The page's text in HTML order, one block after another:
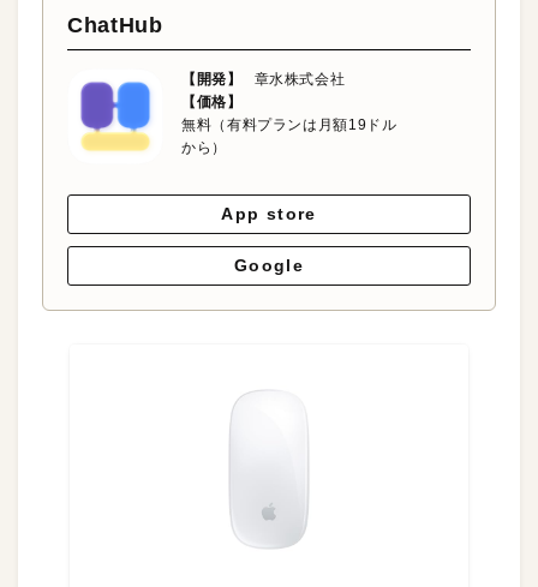
ChatHub
【開発】
章水株式会社
【価格】
無料（有料プランは月額19ドル
から）
App store
Google